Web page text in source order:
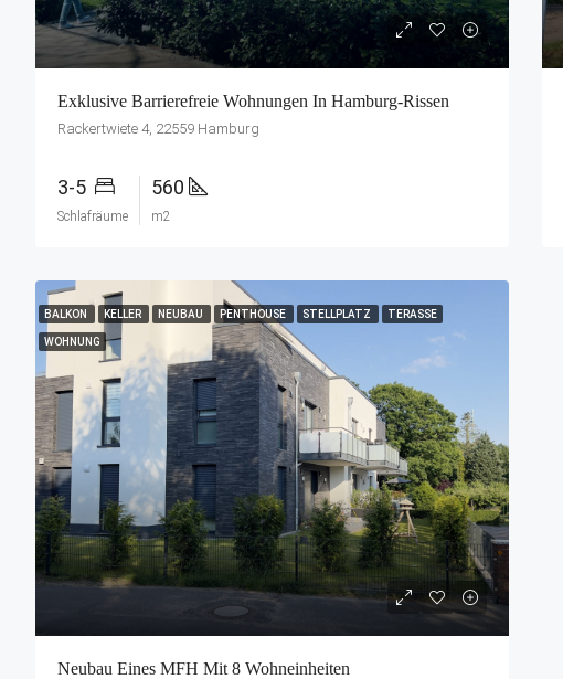
Exklusive Barrierefreie Wohnungen In Hamburg-Rissen
Rackertwiete 4, 22559 Hamburg
3-5
Schlafräume
560
m2
BALKON KELLER NEUBAU PENTHOUSE STELLPLATZ TERASSE
WOHNUNG
Neubau Eines MFH Mit 8 Wohneinheiten